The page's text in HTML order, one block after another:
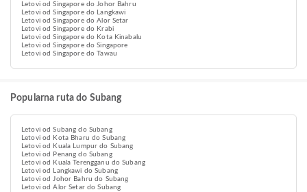
Letovi od Singapore do Johor Bahru
Letovi od Singapore do Langkawi
Letovi od Singapore do Alor Setar
Letovi od Singapore do Krabi
Letovi od Singapore do Kota Kinabalu
Letovi od Singapore do Singapore
Letovi od Singapore do Tawau
Popularna ruta do Subang
Letovi od Subang do Subang
Letovi od Kota Bharu do Subang
Letovi od Kuala Lumpur do Subang
Letovi od Penang do Subang
Letovi od Kuala Terengganu do Subang
Letovi od Langkawi do Subang
Letovi od Johor Bahru do Subang
Letovi od Alor Setar do Subang